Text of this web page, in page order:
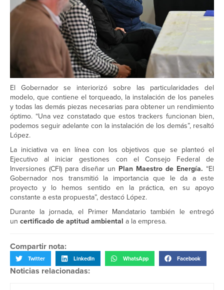
El Gobernador se interiorizó sobre las particularidades del
modelo, que contiene el torqueado, la instalación de los paneles
y todas las demás piezas necesarias para obtener un rendimiento
óptimo. “Una vez constatado que estos trackers funcionan bien,
podemos seguir adelante con la instalación de los demás”, resaltó
López.
La iniciativa va en línea con los objetivos que se planteó el
Ejecutivo al iniciar gestiones con el Consejo Federal de
Inversiones (CFI) para diseñar un Plan Maestro de Energía. “El
Gobernador nos transmitió la importancia que le da a este
proyecto y lo hemos sentido en la práctica, en su apoyo
constante a esta propuesta”, destacó López.
Durante la jornada, el Primer Mandatario también le entregó
un certificado de aptitud ambiental a la empresa.
Compartir nota:
Twitter LinkedIn WhatsApp Facebook
Noticias relacionadas: